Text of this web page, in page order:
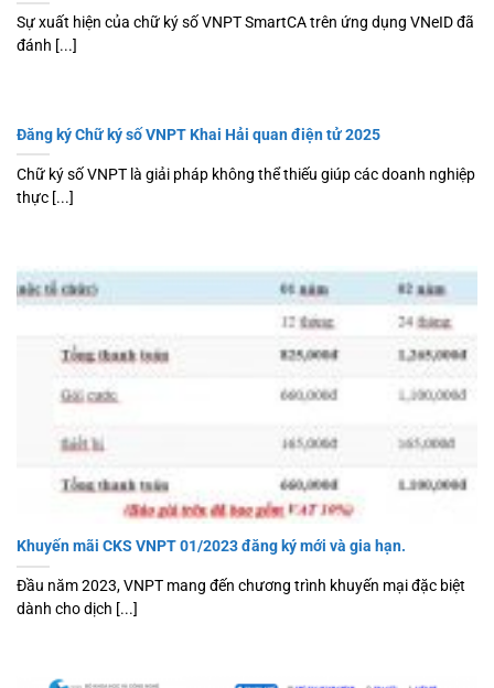
Sự xuất hiện của chữ ký số VNPT SmartCA trên ứng dụng VNeID đã
đánh [...]
Đăng ký Chữ ký số VNPT Khai Hải quan điện tử 2025
Chữ ký số VNPT là giải pháp không thể thiếu giúp các doanh nghiệp
thực [...]
Khuyến mãi CKS VNPT 01/2023 đăng ký mới và gia hạn.
Đầu năm 2023, VNPT mang đến chương trình khuyến mại đặc biệt
dành cho dịch [...]